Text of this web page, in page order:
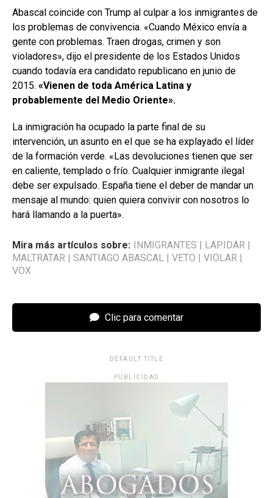
Abascal coincide con Trump al culpar a los inmigrantes de
los problemas de convivencia. «Cuando México envía a
gente con problemas. Traen drogas, crimen y son
violadores», dijo el presidente de los Estados Unidos
cuando todavía era candidato republicano en junio de
2015. «Vienen de toda América Latina y
probablemente del Medio Oriente».
La inmigración ha ocupado la parte final de su
intervención, un asunto en el que se ha explayado el líder
de la formación verde. «Las devoluciones tienen que ser
en caliente, templado o frío. Cualquier inmigrante ilegal
debe ser expulsado. España tiene el deber de mandar un
mensaje al mundo: quien quiera convivir con nosotros lo
hará llamando a la puerta».
Mira más artículos sobre: INMIGRANTES | LAPIDAR |
MALTRATAR | SANTIAGO ABASCAL | VETO | VIOLAR |
VOX
Clic para comentar
DEFAULT TITLE
PUBLICIDAD